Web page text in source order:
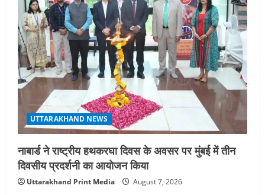
UTTARAKHAND NEWS
नाबार्ड ने राष्ट्रीय हथकरघा दिवस के अवसर पर मुंबई में तीन
दिवसीय प्रदर्शनी का आयोजन किया
Uttarakhand Print Media August 7, 2026